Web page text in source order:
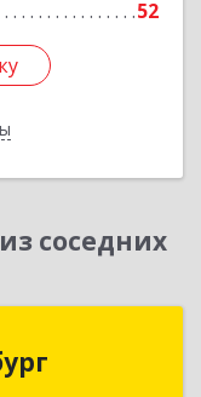
52
соседних
Оренбург